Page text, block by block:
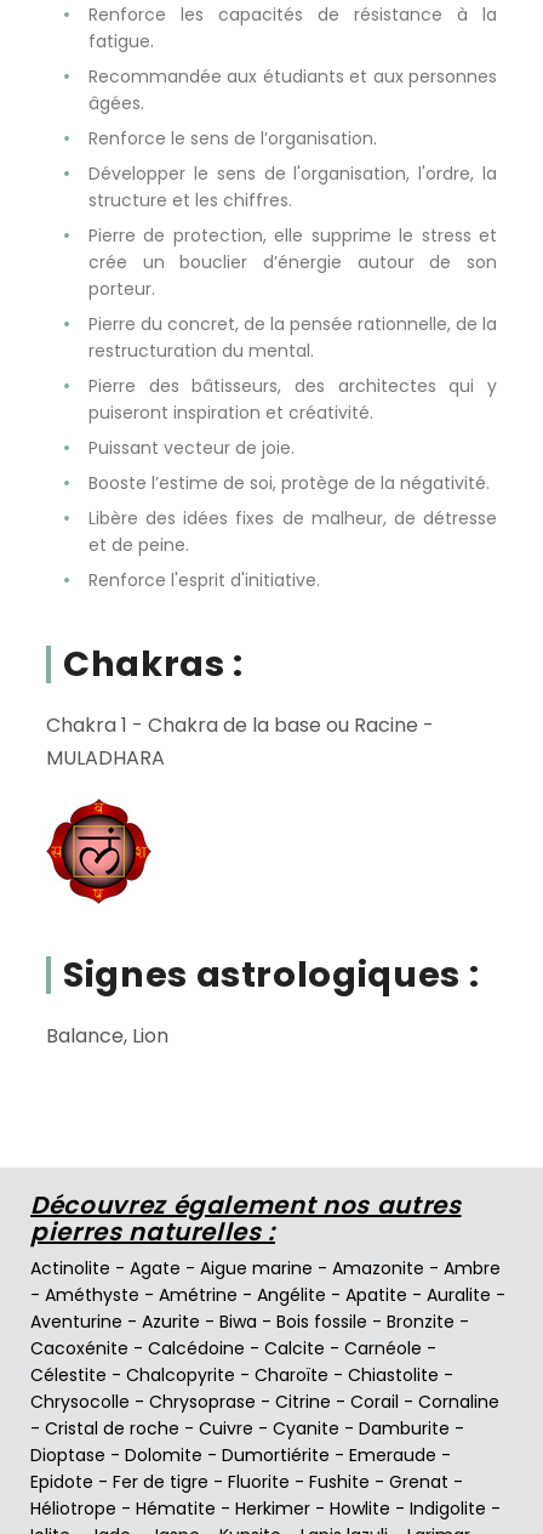
Renforce les capacités de résistance à la
fatigue.
Recommandée aux étudiants et aux personnes
âgées.
Renforce le sens de l’organisation.
Développer le sens de l'organisation, l'ordre, la
structure et les chiffres.
Pierre de protection, elle supprime le stress et
crée un bouclier d’énergie autour de son
porteur.
Pierre du concret, de la pensée rationnelle, de la
restructuration du mental.
Pierre des bâtisseurs, des architectes qui y
puiseront inspiration et créativité.
Puissant vecteur de joie.
Booste l’estime de soi, protège de la négativité.
Libère des idées fixes de malheur, de détresse
et de peine.
Renforce l'esprit d'initiative.
Chakras :
Chakra 1 - Chakra de la base ou Racine -
MULADHARA
Signes astrologiques :
Balance, Lion
Découvrez également nos autres
pierres naturelles :
Actinolite - Agate - Aigue marine - Amazonite - Ambre
- Améthyste - Amétrine - Angélite - Apatite - Auralite -
Aventurine - Azurite - Biwa - Bois fossile - Bronzite -
Cacoxénite - Calcédoine - Calcite - Carnéole -
Célestite - Chalcopyrite - Charoïte - Chiastolite -
Chrysocolle - Chrysoprase - Citrine - Corail - Cornaline
- Cristal de roche - Cuivre - Cyanite - Damburite -
Dioptase - Dolomite - Dumortiérite - Emeraude -
Epidote - Fer de tigre - Fluorite - Fushite - Grenat -
Héliotrope - Hématite - Herkimer - Howlite - Indigolite -